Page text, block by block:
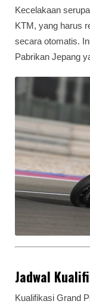
Kecelakaan
KTM, yang harus
secara otomatis.
Pabrikan Jepang
Jadwal
Kualifikasi Grand